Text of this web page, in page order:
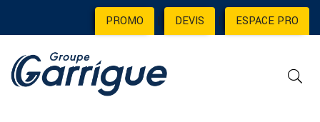
PROMO | DEVIS | ESPACE PRO